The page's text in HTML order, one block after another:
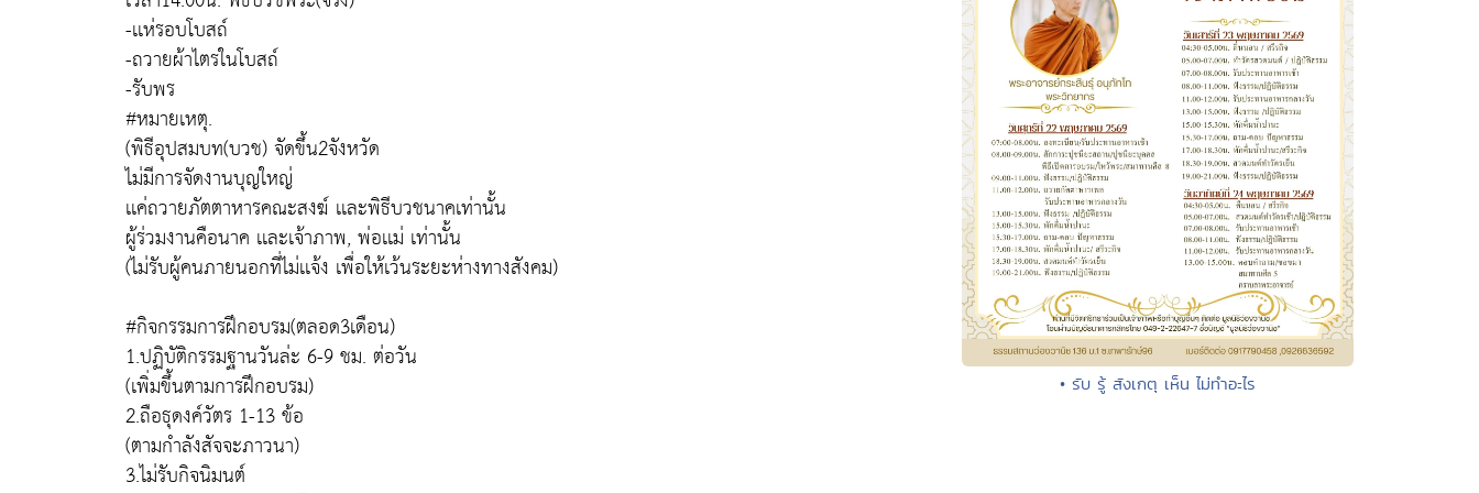
-เเห่รอบโบสถ์
-ถวายผ้าไตรในโบสถ์
-รับพร
#หมายเหตุ.
(พิธีอุปสมบท(บวช) จัดขึ้น2จังหวัด
ไม่มีการจัดงานบุญใหญ่
เเค่ถวายภัตตาหารคณะสงฆ์ เเละพิธีบวชนาคเท่านั้น
ผู้ร่วมงานคือนาค เเละเจ้าภาพ, พ่อเเม่ เท่านั้น
(ไม่รับผู้คนภายนอกที่ไม่เเจ้ง เพื่อให้เว้นระยะห่างทางสังคม)
#กิจกรรมการฝึกอบรม(ตลอด3เดือน)
1.ปฏิบัติกรรมฐานวันล่ะ 6-9 ชม. ต่อวัน
(เพิ่มขึ้นตามการฝึกอบรม)
2.ถือธุดงค์วัตร 1-13 ข้อ
(ตามกำลังสัจจะภาวนา)
3.ไม่รับกิจนิมนต์
• รับ รู้ สังเกตุ เห็น ไม่ทำอะไร